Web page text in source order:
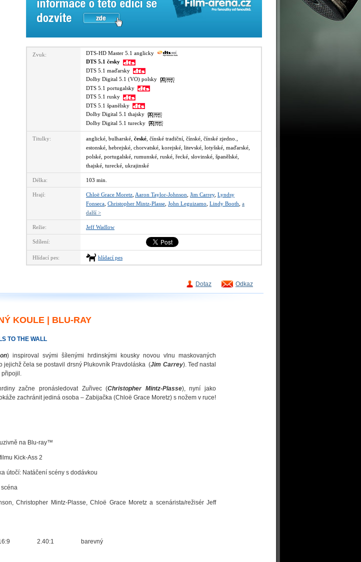
Zvuk:
DTS-HD Master 5.1 anglicky
DTS 5.1 česky
DTS 5.1 maďarsky
Dolby Digital 5.1 (VO) polsky
DTS 5.1 portugalsky
DTS 5.1 rusky
DTS 5.1 španělsky
Dolby Digital 5.1 thajsky
Dolby Digital 5.1 turecky
Titulky: anglické, bulharské, české , čínské tradiční, čínské, čínské zjedno.,
estonské, hebrejské, chorvatské, korejské, litevské, lotyšské, maďarské,
polské, portugalské, rumunské, ruské, řecké, slovinské, španělské,
thajské, turecké, ukrajinské
Délka: 103 min.
Hrají: Chloë Grace Moretz Aaron Taylor-Johnson Jim Carrey, Lyndsy
Fonseca Christopher Mintz-Plasse John Leguizamo Lindy Booth a
další >
Režie: Jeff Wadlow
Sdílení:
Hlídací pes: hlídací pes
Dotaz Odkaz
KOULE | BLU-RAY
TO THE WALL
) inspiroval svými šílenými hrdinskými kousky novou vlnu maskovaných
jejichž čela se postavil drsný Plukovník Pravdoláska (Jim Carrey). Teď nastal
připojil.
začne pronásledovat Zuřivec (Christopher Mintz-Plasse), nyní jako
zachránit jediná osoba – Zabijačka (Chloë Grace Moretz) s nožem v ruce!
na Blu-ray™
Kick-Ass 2
útočí: Natáčení scény s dodávkou
scéna
Christopher Mintz-Plasse, Chloë Grace Moretz a scenárista/režisér Jeff
16:9 2.40:1 barevný